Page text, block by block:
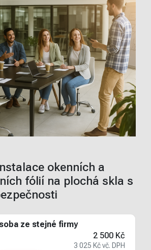
okenních a
fólií na plochá skla s
ze stejné firmy
2 500 Kč
3 025 Kč vč. DPH